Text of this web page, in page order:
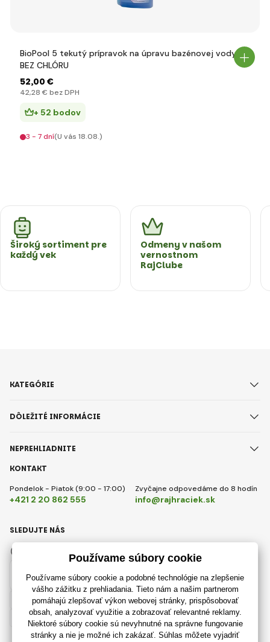
BioPool 5 tekutý prípravok na úpravu bazénovej vody
BEZ CHLÓRU
52,00 €
42,28 € bez DPH
+ 52 bodov
3 - 7 dní(U vás 18.08.)
Široký sortiment pre
každý vek
Odmeny v našom
vernostnom
RajClube
KONTAKT
Pondelok - Piatok (9:00 - 17:00)
+421 2 20 862 555
Zvyčajne odpovedáme do 8 hodín
info@rajhraciek.sk
KATEGÓRIE
DÔLEŽITÉ INFORMÁCIE
NEPREHLIADNITE
Slovensky
SLEDUJTE NÁS
Instagram